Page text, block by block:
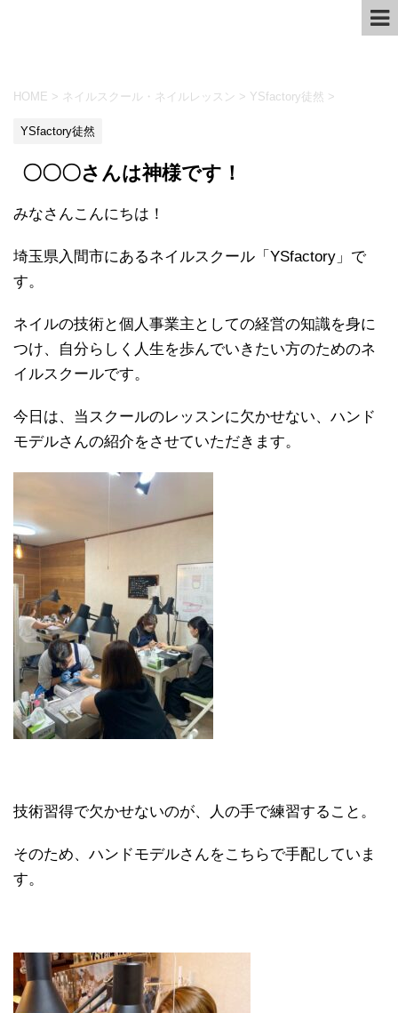
HOME > ネイルスクール・ネイルレッスン > YSfactory徒然 >
YSfactory徒然
〇〇〇さんは神様です！
みなさんこんにちは！
埼玉県入間市にあるネイルスクール「YSfactory」で
す。
ネイルの技術と個人事業主としての経営の知識を身に
つけ、自分らしく人生を歩んでいきたい方のためのネ
イルスクールです。
今日は、当スクールのレッスンに欠かせない、ハンド
モデルさんの紹介をさせていただきます。
技術習得で欠かせないのが、人の手で練習すること。
そのため、ハンドモデルさんをこちらで手配していま
す。